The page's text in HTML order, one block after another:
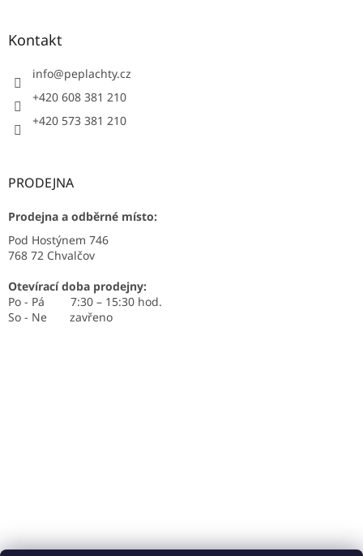
Kontakt
info@peplachty.cz
+420 608 381 210
+420 573 381 210
PRODEJNA
Prodejna a odběrné místo:
Pod Hostýnem 746
768 72 Chvalčov
Otevírací doba prodejny:
Po - Pá 7:30 – 15:30 hod.
So - Ne zavřeno